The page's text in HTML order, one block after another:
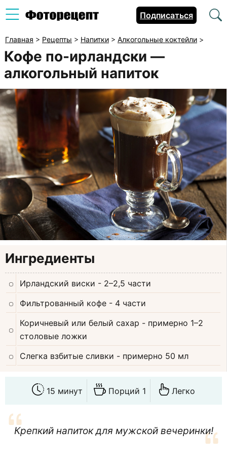
Подписаться
Главная > Рецепты > Напитки > Алкогольные коктейли >
Кофе по-ирландски —
алкогольный напиток
Ингредиенты
Ирландский виски - 2–2,5 части
Фильтрованный кофе - 4 части
Коричневый или белый сахар - примерно 1–2
столовые ложки
Слегка взбитые сливки - примерно 50 мл
15 минут Порций 1 Легко
Крепкий напиток для мужской вечеринки!